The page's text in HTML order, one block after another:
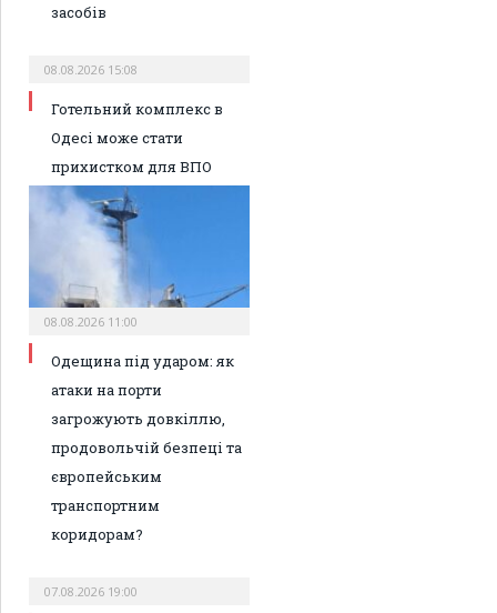
засобів
08.08.2026 15:08
Готельний комплекс в
Одесі може стати
прихистком для ВПО
08.08.2026 11:00
Одещина під ударом: як
атаки на порти
загрожують довкіллю,
продовольчій безпеці та
європейським
транспортним
коридорам?
07.08.2026 19:00